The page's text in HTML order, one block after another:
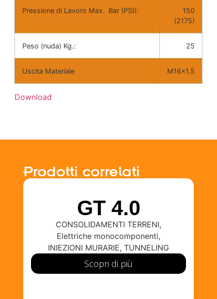
Pressione di Lavoro Max. Bar (PSI):
150
(2175)
Peso (nuda) Kg.: 25
Uscita Materiale M16x1.5
Download
Prodotti correlati
GT 4.0
CONSOLIDAMENTI TERRENI,
Elettriche monocomponenti,
INIEZIONI MURARIE, TUNNELING
Scopri di più